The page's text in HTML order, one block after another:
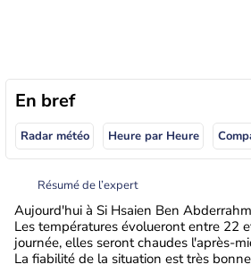
En bref
Radar météo Heure par Heure
Résumé de l’expert
Aujourd'hui à Si Hsaien Ben
Les températures évolueront entre 22
journée, elles seront chaudes l'après-
La fiabilité de la situation est très